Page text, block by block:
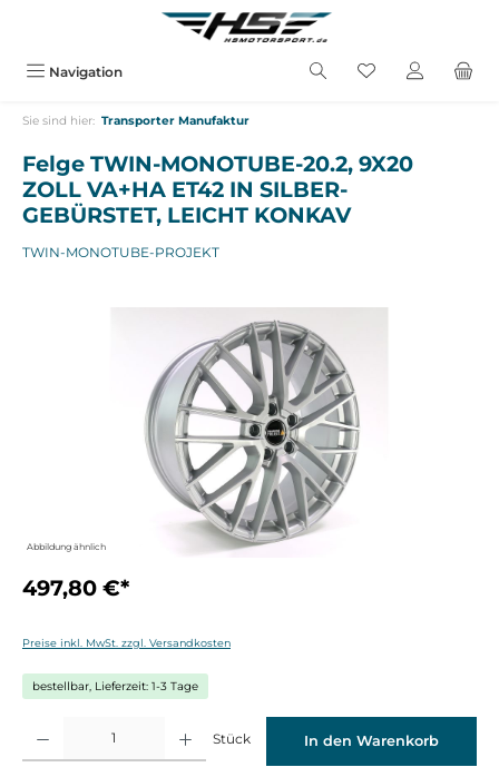
Navigation
Sie sind hier: Transporter Manufaktur
Felge TWIN-MONOTUBE-20.2, 9X20
ZOLL VA+HA ET42 IN SILBER-
GEBÜRSTET, LEICHT KONKAV
TWIN-MONOTUBE-PROJEKT
Abbildung ähnlich
497,80 €*
Preise inkl. MwSt. zzgl. Versandkosten
bestellbar, Lieferzeit: 1-3 Tage
Stück In den Warenkorb